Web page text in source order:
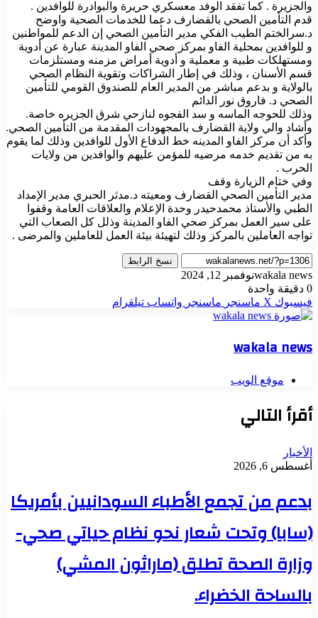
والجزيرة . كما تفقد الوفد معسكري حريرة والبوادرة للوافدين .
قدم التأمين الصحي بالقضارف دعما للخدمات الصحية واوضح
د.سرالختم الطيب الفكي مدير التأمين الصحي إن الدعم للمواطنين
و للوافدين بمحلية الفاو بمركز صحي الفاو المدينة عبارة عن أدوية
ومستهلكات طبية و معملية و أدوية أمراض مزمنه ومستلزمات
قسم الأسنان ، وذلك في إطار الشراكات وتقوية النظام الصحي
بالولاية و بدعم مباشر من المدير العام للصندوق القومي للتأمين
الصحي د. فاروق نور الدائم
وذلك للحوجه الماسه و سد الفجوه لنازحي شرق الجزيره خاصة.
وأشاد والي ولاية القضارف بالمجهودات المقدمة من التأمين الصحي.
وأكد أن مركز الفاو المدينه خط الدفاع الأول للوافدين وذلك لما يقوم
به من تقديم خدمه مرضيه للمؤمن عليهم والوافدين من ولايات
الحرب .
وفي ختام الزيارة وقف
مدير التأمين الصحي القضارف ومعيته د.مدثر الحبري مدير الإمداد
الطبي والأستاذ محمدحيدر وحدة الإعلام والعلاقات العامة وقفوا
على سير العمل بمركز صحي الفاو المدينة وذلل كل الصعاب التي
تواجه العاملين بالمركز وذلك لتهيئة بيئة العمل للعاملين والمرضى .
نسخ الرابط
wakala newsنوفمبر 12, 2024
0 دقيقة واحدة
فيسبوك ‫X ماسنجر ماسنجر واتساب تيلقرام
wakala news
موقع الويب
أقرأ التالي
الأخبار
أغسطس 6, 2026
بدعم من تجمع الأطباء السودانيين بأمريكا
(سابا) وتحت شعار نحو نظام حياتي صحي-
وزارة الصحة تطلق (ماراثون المشي)
بالساحة الخضراء.